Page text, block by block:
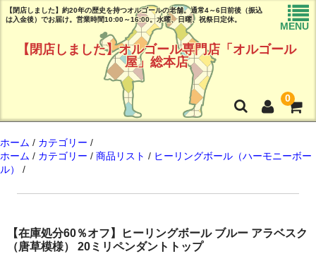
【閉店しました】約20年の歴史を持つオルゴールの老舗。通常4～6日前後（振込
は入金後）でお届け。営業時間10:00～16:00。水曜、日曜、祝祭日定休。
【閉店しました】オルゴール専門店「オルゴール
屋」総本店
0
MENU
トップページ
商品リスト
ご注文ガイド(必読!!)
よくある質問
ホーム / カテゴリー /
ホーム / カテゴリー / 商品リスト / ヒーリングボール（ハーモニーボー
ル）
/
【在庫処分60％オフ】ヒーリングボール ブルー アラベスク
（唐草模様） 20ミリペンダントトップ